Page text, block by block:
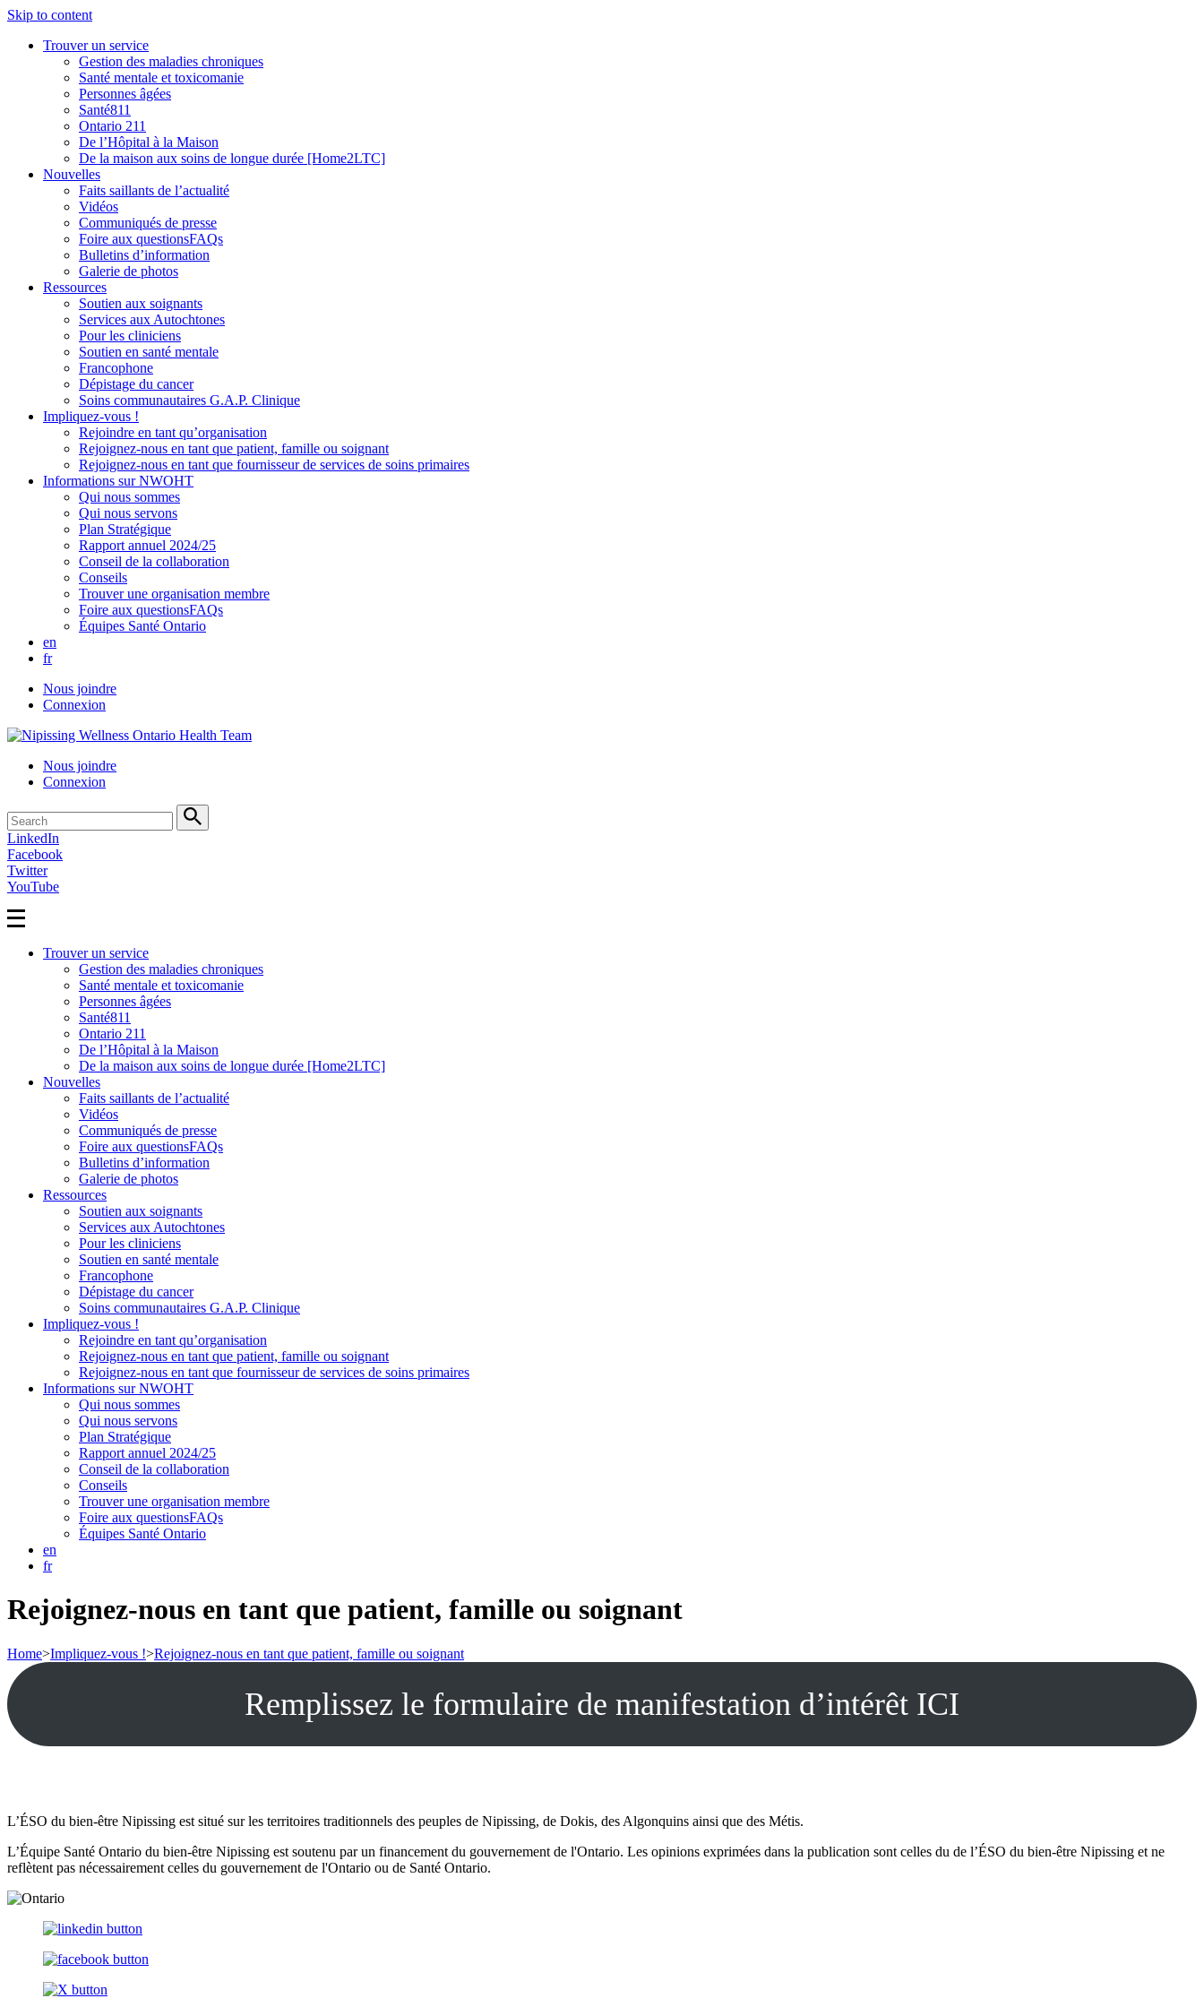
Skip to content
Trouver un service
Gestion des maladies chroniques
Santé mentale et toxicomanie
Personnes âgées
Santé811
Ontario 211
De l’Hôpital à la Maison
De la maison aux soins de longue durée [Home2LTC]
Nouvelles
Faits saillants de l’actualité
Vidéos
Communiqués de presse
Foire aux questionsFAQs
Bulletins d’information
Galerie de photos
Ressources
Soutien aux soignants
Services aux Autochtones
Pour les cliniciens
Soutien en santé mentale
Francophone
Dépistage du cancer
Soins communautaires G.A.P. Clinique
Impliquez-vous !
Rejoindre en tant qu’organisation
Rejoignez-nous en tant que patient, famille ou soignant
Rejoignez-nous en tant que fournisseur de services de soins primaires
Informations sur NWOHT
Qui nous sommes
Qui nous servons
Plan Stratégique
Rapport annuel 2024/25
Conseil de la collaboration
Conseils
Trouver une organisation membre
Foire aux questionsFAQs
Équipes Santé Ontario
en
fr
Nous joindre
Connexion
Nous joindre
Connexion
Search
LinkedIn
Facebook
Twitter
YouTube
Trouver un service
Gestion des maladies chroniques
Santé mentale et toxicomanie
Personnes âgées
Santé811
Ontario 211
De l’Hôpital à la Maison
De la maison aux soins de longue durée [Home2LTC]
Nouvelles
Faits saillants de l’actualité
Vidéos
Communiqués de presse
Foire aux questionsFAQs
Bulletins d’information
Galerie de photos
Ressources
Soutien aux soignants
Services aux Autochtones
Pour les cliniciens
Soutien en santé mentale
Francophone
Dépistage du cancer
Soins communautaires G.A.P. Clinique
Impliquez-vous !
Rejoindre en tant qu’organisation
Rejoignez-nous en tant que patient, famille ou soignant
Rejoignez-nous en tant que fournisseur de services de soins primaires
Informations sur NWOHT
Qui nous sommes
Qui nous servons
Plan Stratégique
Rapport annuel 2024/25
Conseil de la collaboration
Conseils
Trouver une organisation membre
Foire aux questionsFAQs
Équipes Santé Ontario
en
fr
Rejoignez-nous en tant que patient, famille ou soignant
Home>Impliquez-vous !>Rejoignez-nous en tant que patient, famille ou soignant
Remplissez le formulaire de manifestation d’intérêt ICI
L’ÉSO du bien-être Nipissing est situé sur les territoires traditionnels des peuples de Nipissing, de Dokis, des Algonquins ainsi que des Métis.
L’Équipe Santé Ontario du bien-être Nipissing est soutenu par un financement du gouvernement de l'Ontario. Les opinions exprimées dans la publication sont celles du de l’ÉSO du bien-être Nipissing et ne
reflètent pas nécessairement celles du gouvernement de l'Ontario ou de Santé Ontario.